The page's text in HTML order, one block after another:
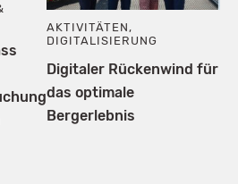
AKTIVITÄTEN ,
DIGITALISIERUNG
Digitaler Rückenwind für
das optimale
Bergerlebnis